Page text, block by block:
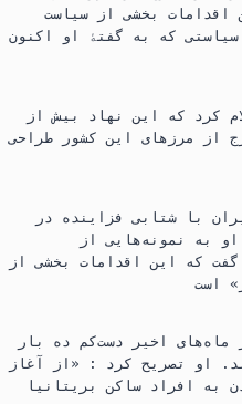
e
b
o
k
a
t
r
i
n
t
t
s
p
p
بخشی از سیاست
که به گفتۀ او اکنون
کرد که این نهاد بیش از
از مرزهای این کشور طراحی
با شتابی فزاینده در
به نمونه‌هایی از
که این اقدامات بخشی از
ماه‌های اخیر دست‌کم ده بار
او تصریح کرد : «از آغاز
به افراد ساکن بریتانیا